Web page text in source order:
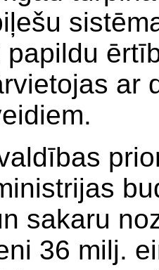
papildu
ar
sakaru
36 milj.